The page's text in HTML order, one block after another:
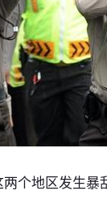
两个地区发生